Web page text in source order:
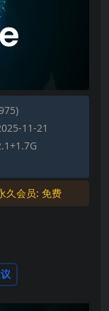
11-21
久会员: 免费